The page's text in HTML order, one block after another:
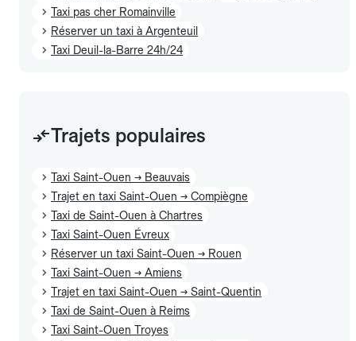
Taxi pas cher Romainville
Réserver un taxi à Argenteuil
Taxi Deuil-la-Barre 24h/24
Trajets populaires
Taxi Saint-Ouen → Beauvais
Trajet en taxi Saint-Ouen → Compiègne
Taxi de Saint-Ouen à Chartres
Taxi Saint-Ouen Évreux
Réserver un taxi Saint-Ouen → Rouen
Taxi Saint-Ouen → Amiens
Trajet en taxi Saint-Ouen → Saint-Quentin
Taxi de Saint-Ouen à Reims
Taxi Saint-Ouen Troyes